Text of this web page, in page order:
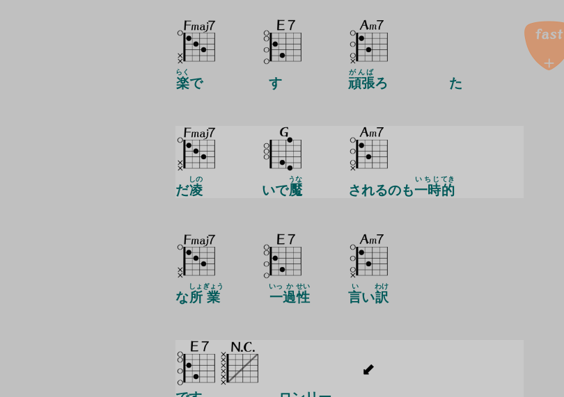
楽
らく
で す 頑張
がんば
ろ た
だ凌
しの
いで魘
うな
されるのも一時
いちじ
的
てき
な所
しょ
業
ぎょう
一
いっ
過
か
性
せい
言
い
い訳
わけ